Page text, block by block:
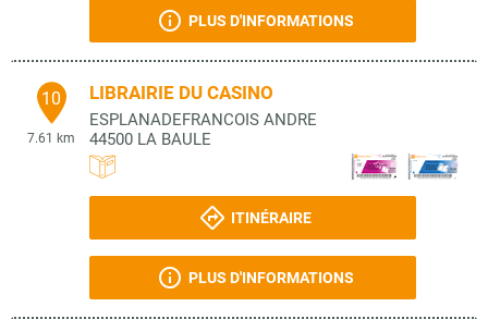
PLUS D'INFORMATIONS
10
7.61 km
LIBRAIRIE DU CASINO
ESPLANADEFRANCOIS ANDRE
44500 LA BAULE
ITINÉRAIRE
PLUS D'INFORMATIONS